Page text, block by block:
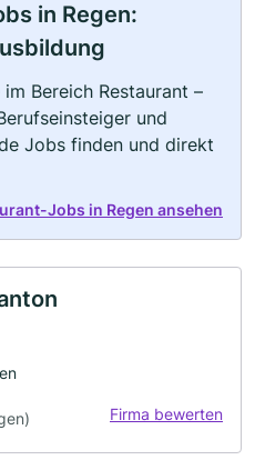
in Regen:
Bereich Restaurant –
und
Jobs finden und direkt
Jobs in Regen ansehen
Firma bewerten